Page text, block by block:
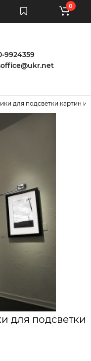
9924359
0
для подсветки картин и
для подсветки